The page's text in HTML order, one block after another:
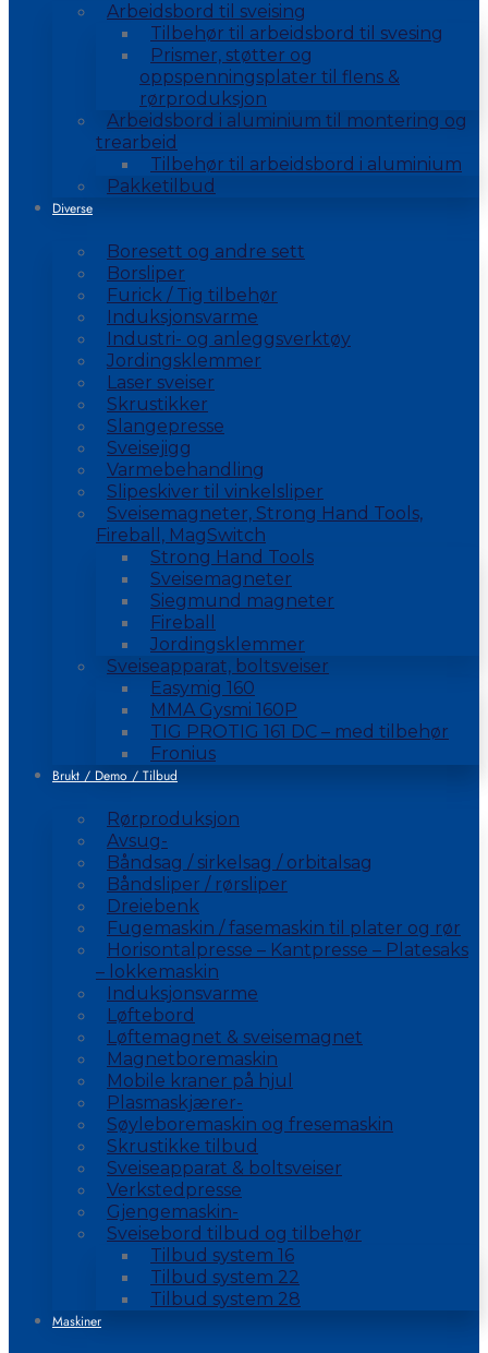
Arbeidsbord til sveising
Tilbehør til arbeidsbord til svesing
Prismer, støtter og
oppspenningsplater til flens &
rørproduksjon
Arbeidsbord i aluminium til montering og
trearbeid
Tilbehør til arbeidsbord i aluminium
Pakketilbud
Diverse
Boresett og andre sett
Borsliper
Furick / Tig tilbehør
Induksjonsvarme
Industri- og anleggsverktøy
Jordingsklemmer
Laser sveiser
Skrustikker
Slangepresse
Sveisejigg
Varmebehandling
Slipeskiver til vinkelsliper
Sveisemagneter, Strong Hand Tools,
Fireball, MagSwitch
Strong Hand Tools
Sveisemagneter
Siegmund magneter
Fireball
Jordingsklemmer
Sveiseapparat, boltsveiser
Easymig 160
MMA Gysmi 160P
TIG PROTIG 161 DC – med tilbehør
Fronius
Brukt / Demo / Tilbud
Rørproduksjon
Avsug-
Båndsag / sirkelsag / orbitalsag
Båndsliper / rørsliper
Dreiebenk
Fugemaskin / fasemaskin til plater og rør
Horisontalpresse – Kantpresse – Platesaks
– lokkemaskin
Induksjonsvarme
Løftebord
Løftemagnet & sveisemagnet
Magnetboremaskin
Mobile kraner på hjul
Plasmaskjærer-
Søyleboremaskin og fresemaskin
Skrustikke tilbud
Sveiseapparat & boltsveiser
Verkstedpresse
Gjengemaskin-
Sveisebord tilbud og tilbehør
Tilbud system 16
Tilbud system 22
Tilbud system 28
Maskiner